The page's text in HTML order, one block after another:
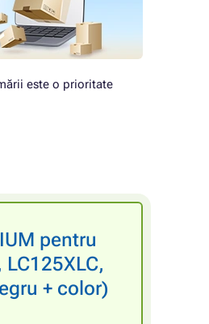
este o prioritate
pentru
LC125XLC,
+ color)